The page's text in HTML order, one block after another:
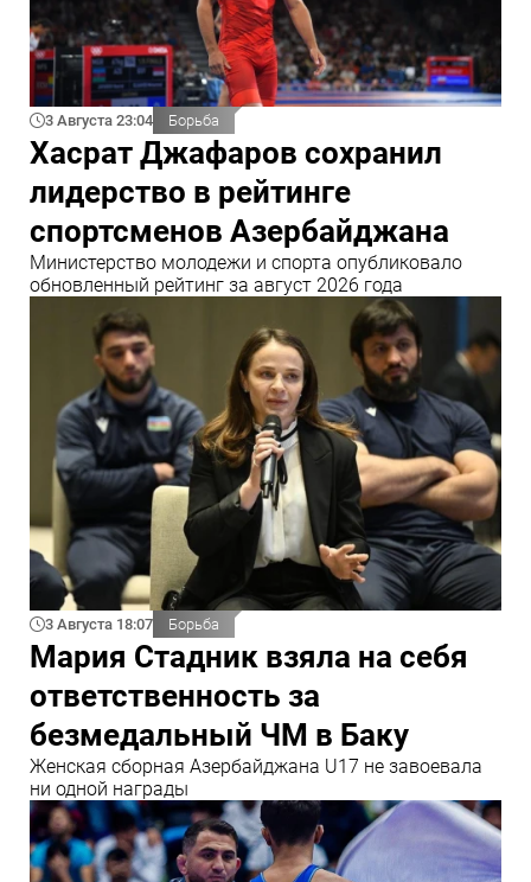
3 Августа 23:04 Борьба
Хасрат Джафаров сохранил
лидерство в рейтинге
спортсменов Азербайджана
Министерство молодежи и спорта опубликовало
обновленный рейтинг за август 2026 года
3 Августа 18:07 Борьба
Мария Стадник взяла на себя
ответственность за
безмедальный ЧМ в Баку
Женская сборная Азербайджана U17 не завоевала
ни одной награды